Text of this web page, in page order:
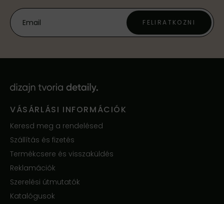
FELIRATKOZNI
VÁSÁRLÁSI INFORMÁCIÓK
Keresd meg a rendelésed
Szállítás és fizetés
Termékcsere és visszaküldés
Reklamációk
Szerelési útmutatók
Katalógusok